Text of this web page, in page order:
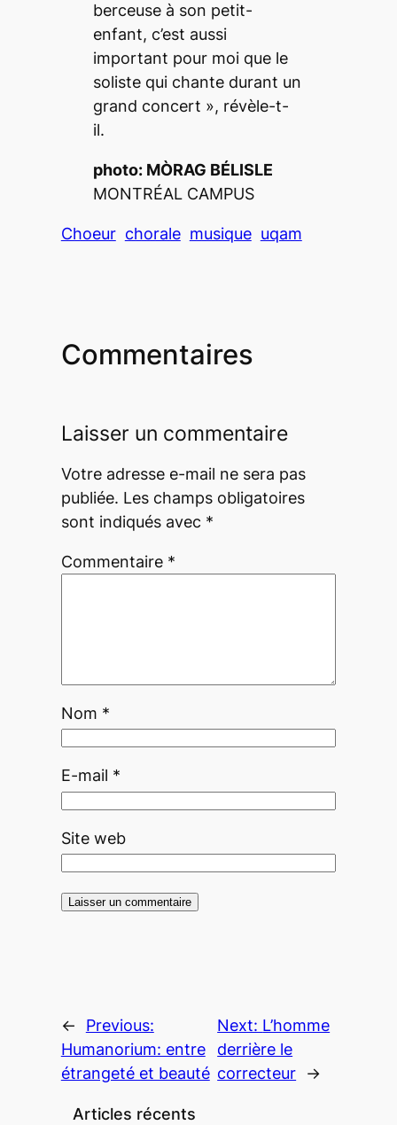
berceuse à son petit-
enfant, c’est aussi
important pour moi que le
soliste qui chante durant un
grand concert », révèle-t-
il.
photo: MÒRAG BÉLISLE
MONTRÉAL CAMPUS
Choeur chorale musique uqam
Commentaires
Laisser un commentaire
Votre adresse e-mail ne sera pas
publiée. Les champs obligatoires
sont indiqués avec *
Commentaire *
Nom *
E-mail *
Site web
←
Previous:
Humanorium: entre
étrangeté et beauté
Next: L’homme
derrière le
correcteur
→
Articles récents